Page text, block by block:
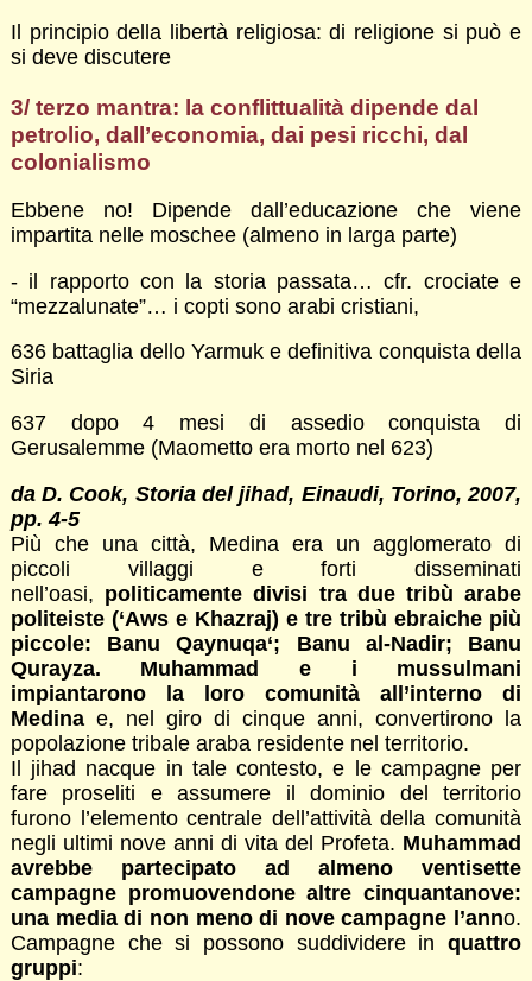
Il principio della libertà religiosa: di religione si può e
si deve discutere
3/ terzo mantra: la conflittualità dipende dal
petrolio, dall’economia, dai pesi ricchi, dal
colonialismo
Ebbene no! Dipende dall’educazione che viene
impartita nelle moschee (almeno in larga parte)
- il rapporto con la storia passata… cfr. crociate e
“mezzalunate”… i copti sono arabi cristiani,
636 battaglia dello Yarmuk e definitiva conquista della
Siria
637 dopo 4 mesi di assedio conquista di
Gerusalemme (Maometto era morto nel 623)
da D. Cook, Storia del jihad, Einaudi, Torino, 2007,
pp. 4-5
Più che una città, Medina era un agglomerato di
piccoli villaggi e forti disseminati
nell’oasi, politicamente divisi tra due tribù arabe
politeiste (‘Aws e Khazraj) e tre tribù ebraiche più
piccole: Banu Qaynuqa‘; Banu al-Nadir; Banu
Qurayza. Muhammad e i mussulmani
impiantarono la loro comunità all’interno di
Medinae, nel giro di cinque anni, convertirono la
popolazione tribale araba residente nel territorio.
Il jihad nacque in tale contesto, e le campagne per
fare proseliti e assumere il dominio del territorio
furono l’elemento centrale dell’attività della comunità
negli ultimi nove anni di vita del Profeta. Muhammad
avrebbe partecipato ad almeno ventisette
campagne promuovendone altre cinquantanove:
una media di non meno di nove campagne l’anno.
Campagne che si possono suddividere inquattro
gruppi: